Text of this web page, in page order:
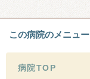
この病院のメニュー
病院TOP